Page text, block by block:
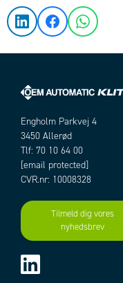
Engholm Parkvej 4
3450 Allerød
Tlf: 70 10 64 00
[email protected]
CVR.nr: 10008328
Tilmeld dig vores
nyhedsbrev